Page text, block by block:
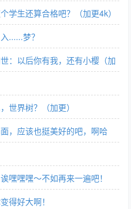
学生还算合格吧？（加更4k）
......梦？
：以后你有我，还有小樱（加
世界树？（加更）
，应该也挺美好的吧，啊哈
嘿嘿嘿～不如再来一遍吧！
得好大啊！